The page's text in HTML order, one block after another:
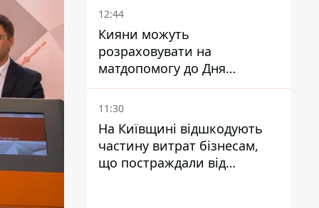
12:44
Кияни можуть
розраховувати на
матдопомогу до Дня
незалежності - кому її
дадуть
11:30
На Київщині відшкодують
частину витрат бізнесам,
що постраждали від